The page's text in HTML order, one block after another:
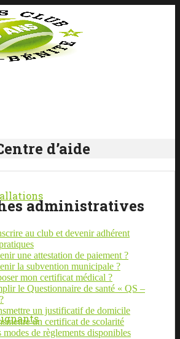
d’aide
administratives
au club et devenir adhérent
une attestation de paiement ?
la subvention municipale ?
mon certificat médical ?
le Questionnaire de santé « QS –
un justificatif de domicile
un certificat de scolarité
modes de règlements disponibles